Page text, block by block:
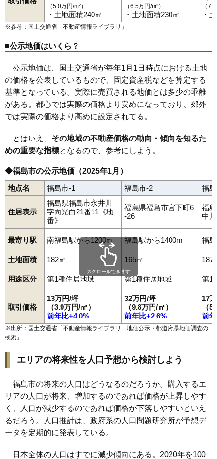
松川町金沢 5.0万円 3,011万円 12.5%
87 飯坂町東湯野 4.8万円
90 下飯坂 4.5万円 81万円 -6.3%
91 岡島 4.1万円 1,616万円 3.7%
92 下野寺 4.1万円 361万円 4.8%
3.7万円
95 飯野町大久保 3.5万円 455万円 -2.8%
96 飯野町 3.0万円 391万円
97 荒井 2.8万円
98 松川町浅川 2.7万円 319万円 -0.1%
99 桜本 2.5万円 163万円 -8.2%
100 立子山 2.3万円 40万円 -9.6%
大笹生
（5.0万円/m²）
・土地面積240㎡
（6.5万円/m²）
・土地面積230㎡
（
・
※参考：国土交通省「不動産情報ライブラリ 」
■公示地価はいくら？
公示地価は、国土交通省が毎年1月1日時点における土地
の価格を公表しているもので、固定資産税などを算定する
基準となっている。実際に売買される地価とは多少の乖離
がある。都心では実際の価格より安めになっており、郊外
では実際の価格より高めに設定されてる。
とはいえ、 その地域の不動産価格の動向・傾向を知るた
めの重要な指標となるので、参考にしよう。
◆福島市の公示地価（2025年1月）
地点名 福島市-1 福島市-2 福
住居表示
福島県福島市永井川
字向光白21番11《地
番》
福島県福島市宮下町6
-26
福
中
最寄り駅 南福島駅から1200m 福島駅から1400m 福
土地面積 182㎡ 165㎡ 187
用途区分 第1種住居地域 第1種住居地域 第1
取引価格
13万円/坪
（3.9万円/㎡）
前年比+4.0%
32万円/坪
（9.8万円/㎡）
前年比+2.6%
17
（
前
スクロールできます
※出所：国土交通省「不動産情報ライブラリ・地価公示・都道府県地価調査の
検索 」
エリアの将来性を人口予想から検討しよう
福島市の将来の人口はどうなるのだろうか。購入するエ
リアの人口が将来、増加するのであれば価格が上昇しやす
く、人口が減少するのであれば価格が下落しやすいといえ
るだろう。人口推計は、政府系の人口問題研究所が予想デ
ータを定期的に発表している。
日本全体の人口はすでに減少傾向にある。2020年を100
五月町清水町下飯坂 下野寺新町清明町
田沢 立子山仲間町天神町 鳥谷野豊田町永井川成川
南向台仁井田西中央野田町浜田町万世町東中央東浜町伏拝
方木田蓬莱町 堀河町町庭坂 松川町 松川町浅川
南沢又南中央南町 南矢野目
八木田八島田八島町柳町山口吉倉早稲町渡利
福島学院前駅瀬上駅
曽根田駅
美術館図書館前駅岩代清水駅 泉〔福島交通〕駅上松川駅
笹谷駅桜水駅平野駅医王寺前駅花水坂駅飯坂温泉駅